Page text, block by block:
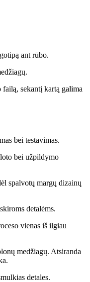
ant rūbo.
sekantį kartą galima
bei testavimas.
bei užpildymo
spalvotų margų dizainų
detalėms.
vienas iš ilgiau
medžiagų. Atsiranda
detales.